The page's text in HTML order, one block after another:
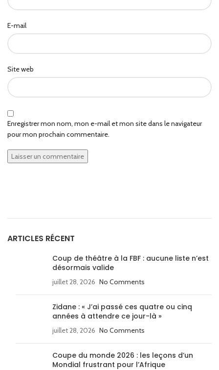
E-mail
Site web
Enregistrer mon nom, mon e-mail et mon site dans le navigateur
pour mon prochain commentaire.
ARTICLES RÉCENT
Coup de théâtre à la FBF : aucune liste n’est
désormais valide
juillet 28, 2026 No Comments
Zidane : « J’ai passé ces quatre ou cinq
années à attendre ce jour-là »
juillet 28, 2026 No Comments
Coupe du monde 2026 : les leçons d’un
Mondial frustrant pour l’Afrique